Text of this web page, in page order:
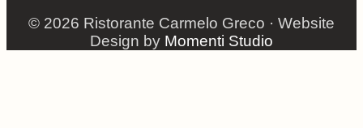
© 2026 Ristorante Carmelo Greco · Website
Design by Momenti Studio